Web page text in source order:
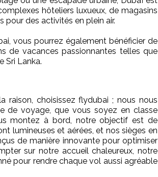
hôteliers luxueux, de magasins
des activités en plein air.
vous pourrez également bénéficier de
de vacances passionnantes telles que
Sri Lanka.
choisissez flydubai ; nous nous
de voyage, que vous soyez en classe
montez à bord, notre objectif est de
lumineuses et aérées, et nos sièges en
de manière innovante pour optimiser
sur notre accueil chaleureux, notre
pour rendre chaque vol aussi agréable